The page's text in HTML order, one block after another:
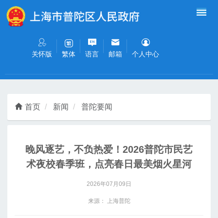
无障碍操作说明
关怀版 繁体 语言 邮箱 个人中心
首页 新闻 普陀要闻
晚风逐艺，不负热爱！2026普陀市民艺
术夜校春季班，点亮春日最美烟火星河
2026年07月09日
来源： 上海普陀